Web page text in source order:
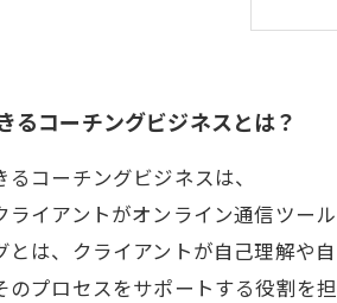
るコーチングビジネスとは？
コーチングビジネスは、
ライアントがオンライン通信ツー
とは、クライアントが自己理解や
のプロセスをサポートする役割を担